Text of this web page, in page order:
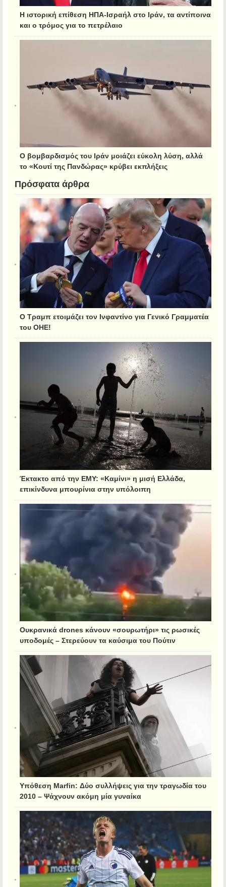
Η ιστορική επίθεση ΗΠΑ-Ισραήλ στο Ιράν, τα αντίποινα
και ο τρόμος για το πετρέλαιο
Ο βομβαρδισμός του Ιράν μοιάζει εύκολη λύση, αλλά
το «Κουτί της Πανδώρας» κρύβει εκπλήξεις
Πρόσφατα άρθρα
Ο Τραμπ ετοιμάζει τον Ινφαντίνο για Γενικό Γραμματέα
του ΟΗΕ!
Έκτακτο από την ΕΜΥ: «Καμίνι» η μισή Ελλάδα,
επικίνδυνα μπουρίνια στην υπόλοιπη
Ουκρανικά drones κάνουν «σουρωτήρι» τις ρωσικές
υποδομές – Στερεύουν τα καύσιμα του Πούτιν
Υπόθεση Marfin: Δύο συλλήψεις για την τραγωδία του
2010 – Ψάχνουν ακόμη μία γυναίκα